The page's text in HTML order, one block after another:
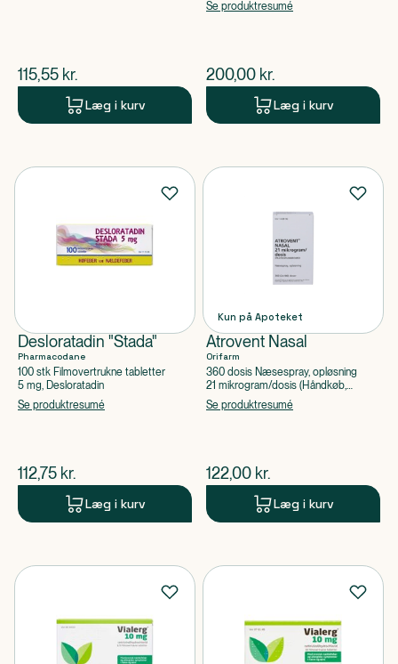
$nuværende pris
115,55 kr.
Læg i kurv
Se produktresumé
$nuværende pris
200,00 kr.
Læg i kurv
Desloratadin "Stada"
Pharmacodane
100 stk Filmovertrukne tabletter
5 mg, Desloratadin
Se produktresumé
$nuværende pris
112,75 kr.
Læg i kurv
Kun på Apoteket
Atrovent Nasal
Orifarm
360 dosis Næsespray, opløsning
21 mikrogram/dosis (Håndkøb,
apoteksforbeholdt),
Se produktresumé
$nuværende pris
122,00 kr.
Læg i kurv